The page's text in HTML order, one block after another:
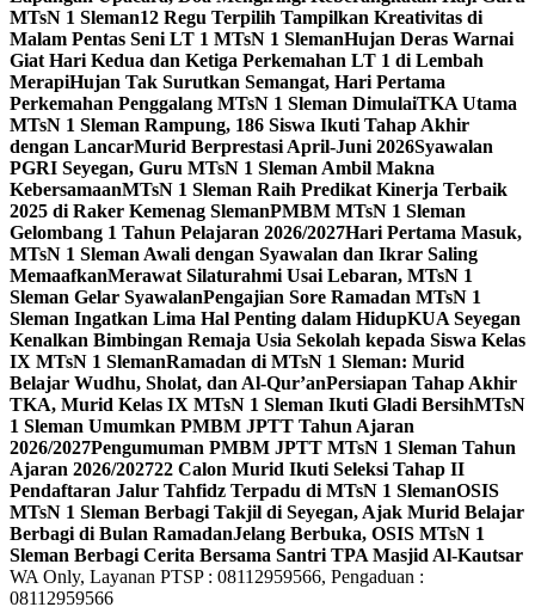
MTsN 1 Sleman12 Regu Terpilih Tampilkan Kreativitas di
Malam Pentas Seni LT 1 MTsN 1 SlemanHujan Deras Warnai
Giat Hari Kedua dan Ketiga Perkemahan LT 1 di Lembah
MerapiHujan Tak Surutkan Semangat, Hari Pertama
Perkemahan Penggalang MTsN 1 Sleman DimulaiTKA Utama
MTsN 1 Sleman Rampung, 186 Siswa Ikuti Tahap Akhir
dengan LancarMurid Berprestasi April-Juni 2026Syawalan
PGRI Seyegan, Guru MTsN 1 Sleman Ambil Makna
KebersamaanMTsN 1 Sleman Raih Predikat Kinerja Terbaik
2025 di Raker Kemenag SlemanPMBM MTsN 1 Sleman
Gelombang 1 Tahun Pelajaran 2026/2027Hari Pertama Masuk,
MTsN 1 Sleman Awali dengan Syawalan dan Ikrar Saling
MemaafkanMerawat Silaturahmi Usai Lebaran, MTsN 1
Sleman Gelar SyawalanPengajian Sore Ramadan MTsN 1
Sleman Ingatkan Lima Hal Penting dalam HidupKUA Seyegan
Kenalkan Bimbingan Remaja Usia Sekolah kepada Siswa Kelas
IX MTsN 1 SlemanRamadan di MTsN 1 Sleman: Murid
Belajar Wudhu, Sholat, dan Al-Qur’anPersiapan Tahap Akhir
TKA, Murid Kelas IX MTsN 1 Sleman Ikuti Gladi BersihMTsN
1 Sleman Umumkan PMBM JPTT Tahun Ajaran
2026/2027Pengumuman PMBM JPTT MTsN 1 Sleman Tahun
Ajaran 2026/202722 Calon Murid Ikuti Seleksi Tahap II
Pendaftaran Jalur Tahfidz Terpadu di MTsN 1 SlemanOSIS
MTsN 1 Sleman Berbagi Takjil di Seyegan, Ajak Murid Belajar
Berbagi di Bulan RamadanJelang Berbuka, OSIS MTsN 1
Sleman Berbagi Cerita Bersama Santri TPA Masjid Al-Kautsar
WA Only, Layanan PTSP : 08112959566, Pengaduan :
08112959566